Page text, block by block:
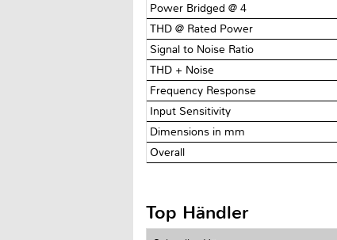
Power Bridged @ 4Ω
THD @ Rated Power
Signal to Noise Ratio
THD + Noise
Frequency Response
Input Sensitivity
Dimensions in mm
Overall
Top Händler